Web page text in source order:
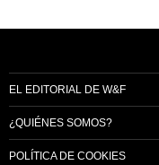
EL EDITORIAL DE W&F
¿QUIÉNES SOMOS?
POLÍTICA DE COOKIES